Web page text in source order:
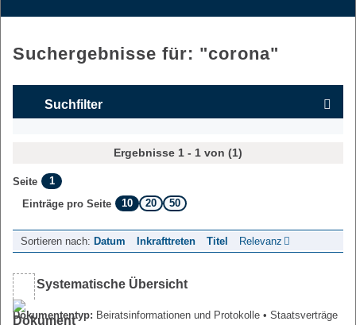
Suchergebnisse für: "corona"
Suchfilter
Ergebnisse 1 - 1 von (1)
Seite
1
Einträge pro Seite
10 20 50
Sortieren nach: Datum Inkrafttreten Titel Relevanz
Systematische Übersicht
Dokumententyp: Beiratsinformationen und Protokolle • Staatsverträge